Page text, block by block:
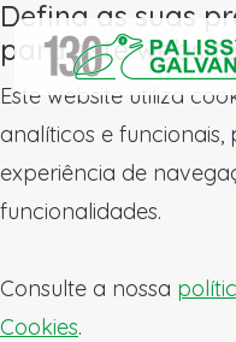
Defina as suas
para este
Este website utiliza
analíticos e
experiência de
funcionalidades.
Consulte a nossa
Cookies.